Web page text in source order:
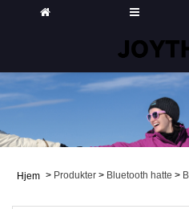
Hjem > Produkter > Bluetooth hatte >